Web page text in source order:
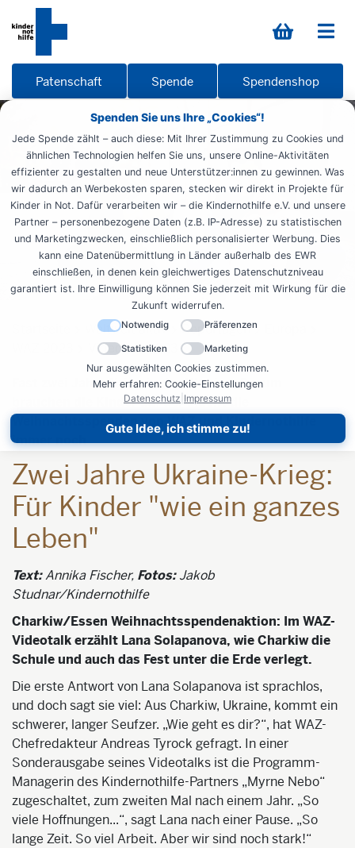
Spenden Sie uns Ihre „Cookies“!
Jede Spende zählt – auch diese: Mit Ihrer Zustimmung zu Cookies und
ähnlichen Technologien helfen Sie uns, unsere Online-Aktivitäten
effizienter zu gestalten und neue Unterstützer:innen zu gewinnen. Was
wir dadurch an Werbekosten sparen, stecken wir direkt in Projekte für
Kinder in Not. Dafür verarbeiten wir – die Kindernothilfe e.V. und unsere
Partner – personenbezogene Daten (z.B. IP-Adresse) zu statistischen
und Marketingzwecken, einschließlich personalisierter Werbung. Dies
kann eine Datenübermittlung in Länder außerhalb des EWR
einschließen, in denen kein gleichwertiges Datenschutzniveau
garantiert ist. Ihre Einwilligung können Sie jederzeit mit Wirkung für die
Zukunft widerrufen.
Notwendig Präferenzen
Statistiken Marketing
Nur ausgewählten Cookies zustimmen.
Mehr erfahren: Cookie-Einstellungen
Datenschutz Impressum
Gute Idee, ich stimme zu!
Patenschaft Spende Spendenshop
Weltweit aktiv Reportagen
Videotalk 2023
Fast zwei Jahre Krieg in der Ukraine: Darum
brauchen die Kinder auf der Flucht die
Weihnachtsspenden von WAZ und Kindernothilfe
immer noch
Zwei Jahre Ukraine-Krieg:
Für Kinder "wie ein ganzes
Leben"
Text:Annika Fischer, Fotos:Jakob
Studnar/Kindernothilfe
Charkiw/Essen Weihnachtsspendenaktion: Im WAZ-
Videotalk erzählt Lana Solapanova, wie Charkiw die
Schule und auch das Fest unter die Erde verlegt.
Die erste Antwort von Lana Solapanova ist sprachlos,
und doch sagt sie viel: Aus Charkiw, Ukraine, kommt ein
schwerer, langer Seufzer. „Wie geht es dir?“, hat WAZ-
Chefredakteur Andreas Tyrock gefragt. In einer
Sonderausgabe seines Videotalks ist die Programm-
Managerin des Kindernothilfe-Partners „Myrne Nebo“
zugeschaltet, zum zweiten Mal nach einem Jahr. „So
viele Hoffnungen...“, sagt Lana nach einer Pause. „So
lange Zeit. So viel Arbeit. Aber wir sind noch stark!“